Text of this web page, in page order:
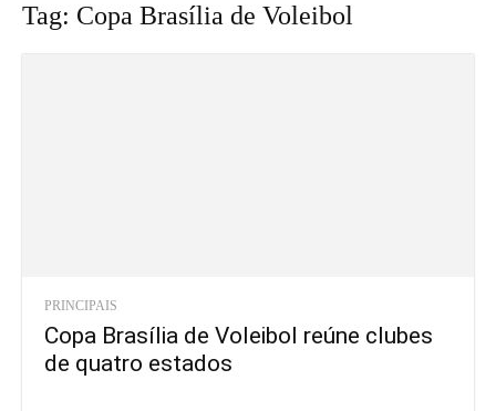
Tag: Copa Brasília de Voleibol
PRINCIPAIS
Copa Brasília de Voleibol reúne clubes
de quatro estados